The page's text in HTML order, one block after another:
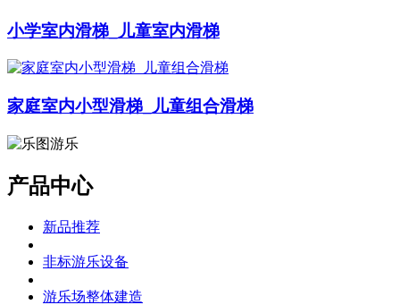
小学室内滑梯_儿童室内滑梯
家庭室内小型滑梯_儿童组合滑梯
产品中心
新品推荐
非标游乐设备
游乐场整体建造